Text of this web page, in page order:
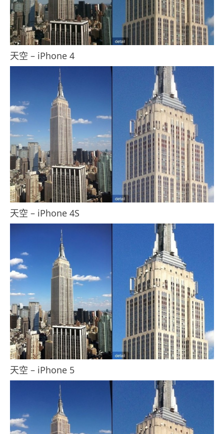
天空 – iPhone 4
天空 – iPhone 4S
天空 – iPhone 5